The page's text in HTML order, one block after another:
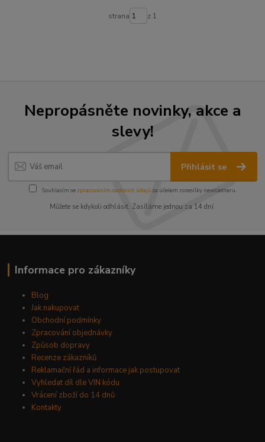
strana z 1
Nepropásněte novinky, akce a
slevy!
Přihlásit se
Souhlasím se zpracováním osobních údajůza účelem rozesílky newsletteru.
Můžete se kdykoli odhlásit. Zasíláme jednou za 14 dní.
Informace pro zákazníky
Blog
Jak nakupovat
Obchodní podmínky
Zpracování objednávky
Způsob dopravy
Recenze zákazníků
Reklamační řád a informace jak postupovat
Vyhledat díl dle VIN kódu
Vrácení zboží do 14 dnů
Kontakty